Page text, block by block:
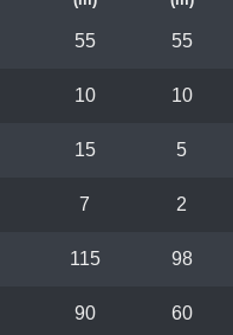
55 55
10 10
15 5
7 2
115 98
90 60